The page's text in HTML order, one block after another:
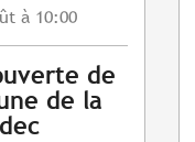
à 10:00
de
de la